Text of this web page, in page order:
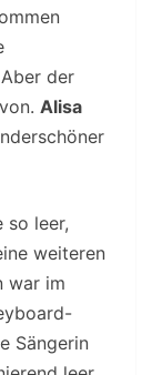
der
Alisa
so leer,
weiteren
war im
Sängerin